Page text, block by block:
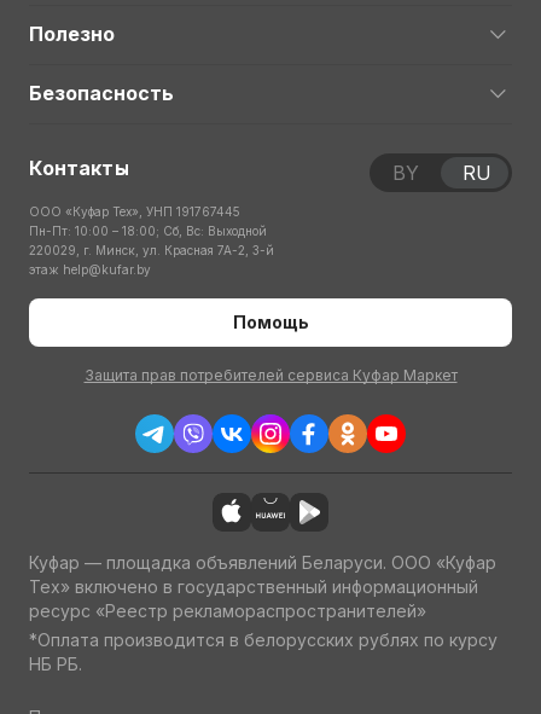
Полезно
Безопасность
Контакты
ООО «Куфар Тех», УНП 191767445
Пн-Пт: 10:00 – 18:00; Сб, Вс: Выходной
220029, г. Минск, ул. Красная 7А-2, 3-й
этаж help@kufar.by
Помощь
Защита прав потребителей сервиса Куфар Маркет
BY RU
Куфар — площадка объявлений Беларуси. ООО «Куфар
Тех» включено в государственный информационный
ресурс «Реестр рекламораспространителей»
*Оплата производится в белорусских рублях по курсу
НБ РБ.